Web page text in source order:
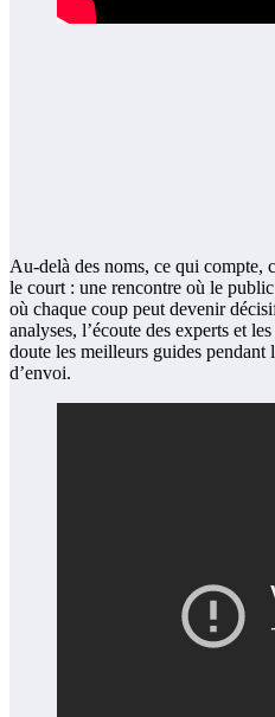
Au-delà des noms, ce qui compte,
le court : une rencontre où le
où chaque coup peut devenir
analyses, l’écoute des experts et
doute les meilleurs guides pendant
d’envoi.